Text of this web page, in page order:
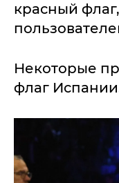
красный
Некоторые
флаг